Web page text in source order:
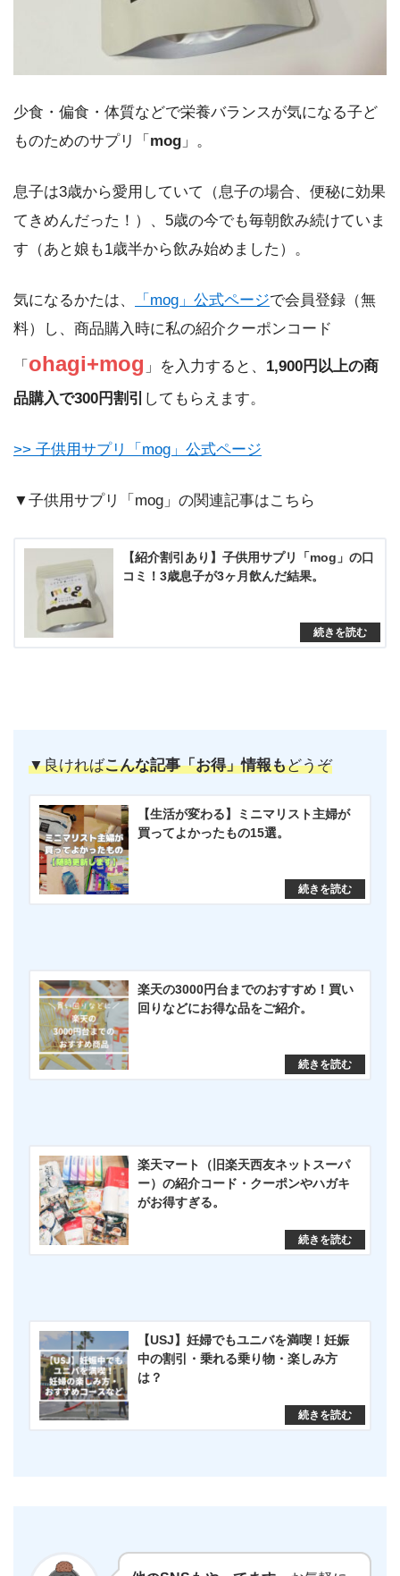
少食・偏食・体質などで栄養バランスが気になる子ど
ものためのサプリ「 mog 」。
息子は3歳から愛用していて（息子の場合、便秘に効果
てきめんだった！）、5歳の今でも毎朝飲み続けていま
す（あと娘も1歳半から飲み始めました）。
気になるかたは、 「mog」公式ページで会員登録（無
料）し、商品購入時に私の紹介クーポンコード
「 ohagi+mog 」を入力すると、 1,900円以上の商
品購入で300円割引 してもらえます。
>> 子供用サプリ「mog」公式ページ
▼子供用サプリ「mog」の関連記事はこちら
【紹介割引あり】子供用サプリ「mog」の口
コミ！3歳息子が3ヶ月飲んだ結果。
▼良ければこんな記事「お得」情報もどうぞ
【生活が変わる】ミニマリスト主婦が
買ってよかったもの15選。
楽天の3000円台までのおすすめ！買い
回りなどにお得な品をご紹介。
楽天マート（旧楽天西友ネットスーパ
ー）の紹介コード・クーポンやハガキ
がお得すぎる。
【USJ】妊婦でもユニバを満喫！妊娠
中の割引・乗れる乗り物・楽しみ方
は？